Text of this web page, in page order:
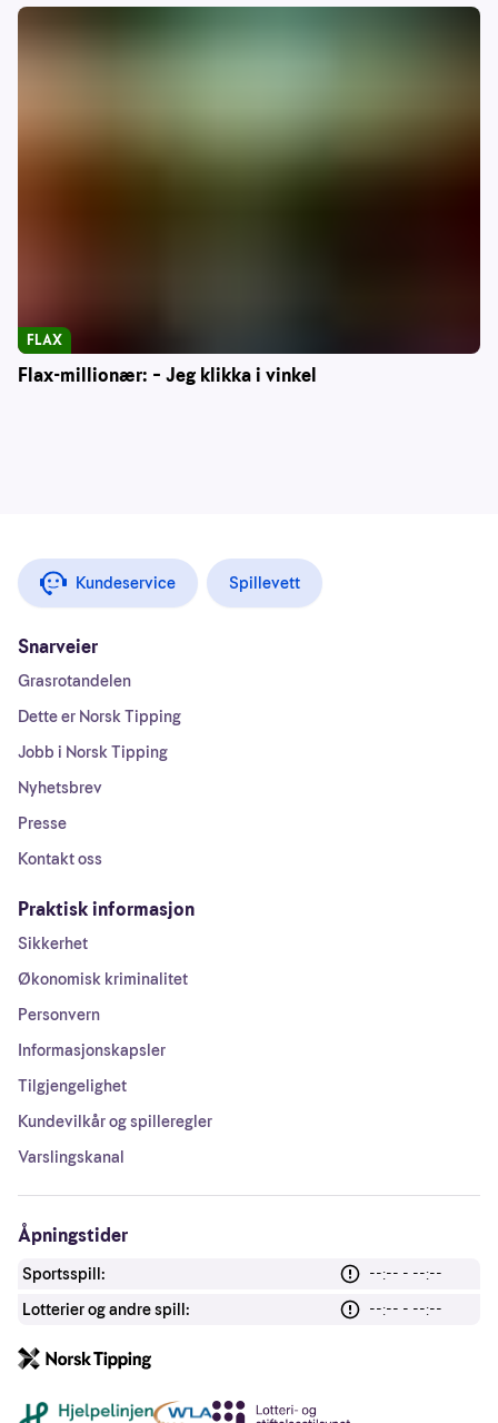
Flax-millionær: – Jeg klikka i vinkel
FLAX
Kundeservice Spillevett
Snarveier
Grasrotandelen
Dette er Norsk Tipping
Jobb i Norsk Tipping
Nyhetsbrev
Presse
Kontakt oss
Praktisk informasjon
Sikkerhet
Økonomisk kriminalitet
Personvern
Informasjonskapsler
Tilgjengelighet
Kundevilkår og spilleregler
Varslingskanal
Åpningstider
Sportsspill:
--:-- - --:--
Lotterier og andre spill:
--:-- - --:--
Andre lenker